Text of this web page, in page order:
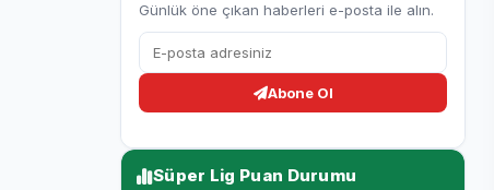
Günlük öne çıkan haberleri e-posta ile alın.
Abone Ol
Süper Lig Puan Durumu